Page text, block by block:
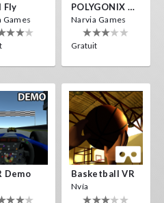
Fly
Games
POLYGONIX VR
Narvia Games
Gratuit
Demo Basketball VR
Nvía